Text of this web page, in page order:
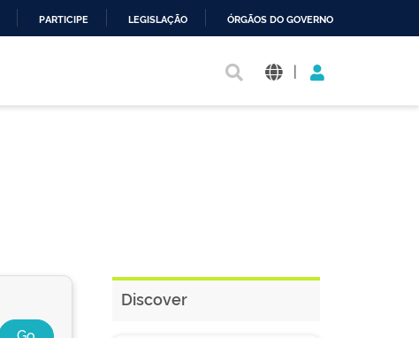
PARTICIPE LEGISLAÇÃO ÓRGÃOS DO GOVERNO
|
Discover